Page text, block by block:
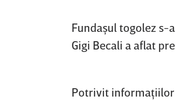
Fundaşul togolez s-
Gigi Becali a aflat
Potrivit informaţiilor